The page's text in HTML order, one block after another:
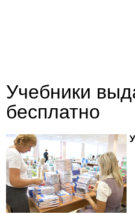
Учебники
бесплатно